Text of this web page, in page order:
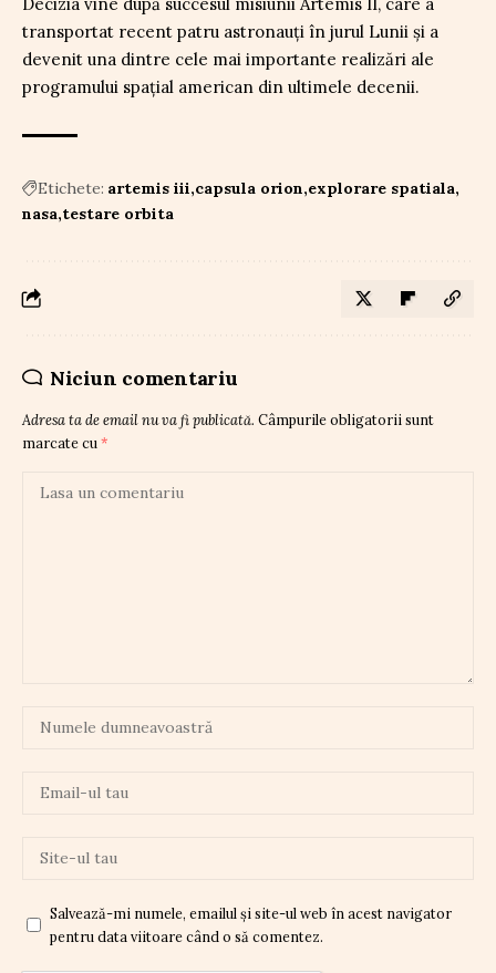
transportat recent patru astronauți în jurul Lunii și a
devenit una dintre cele mai importante realizări ale
programului spațial american din ultimele decenii.
Etichete: artemis iii capsula orion explorare spatiala
nasa testare orbita
Niciun comentariu
Adresa ta de email nu va fi publicată. Câmpurile obligatorii sunt
marcate cu *
Salvează-mi numele, emailul și site-ul web în acest navigator
pentru data viitoare când o să comentez.